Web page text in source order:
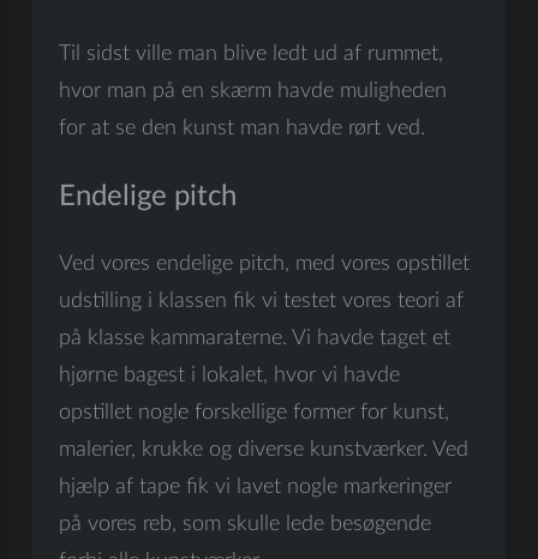
Til sidst ville man blive ledt ud af rummet,
hvor man på en skærm havde muligheden
for at se den kunst man havde rørt ved.
Endelige pitch
Ved vores endelige pitch, med vores opstillet
udstilling i klassen fik vi testet vores teori af
på klasse kammaraterne. Vi havde taget et
hjørne bagest i lokalet, hvor vi havde
opstillet nogle forskellige former for kunst,
malerier, krukke og diverse kunstværker. Ved
hjælp af tape fik vi lavet nogle markeringer
på vores reb, som skulle lede besøgende